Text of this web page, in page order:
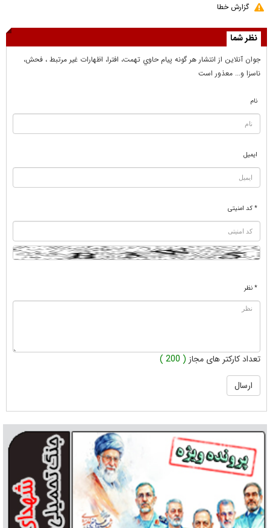
گزارش خطا
نظر شما
جوان آنلاين از انتشار هر گونه پيام حاوي تهمت، افترا، اظهارات غير مرتبط ، فحش،
ناسزا و... معذور است
نام
ایمیل
* کد امنیتی
* نظر
تعداد کارکتر های مجاز ( 200 )